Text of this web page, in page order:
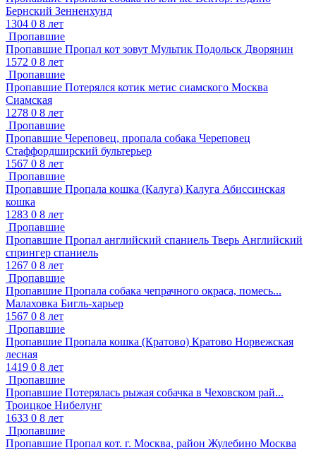
Бернский Зенненхунд
1304 0 8 лет
Пропавшие
Пропавшие Пропал кот зовут Мультик Подольск Дворянин
1572 0 8 лет
Пропавшие
Пропавшие Потерялся котик метис сиамского Москва
Сиамская
1278 0 8 лет
Пропавшие
Пропавшие Череповец, пропала собака Череповец
Стаффордширский бультерьер
1567 0 8 лет
Пропавшие
Пропавшие Пропала кошка (Калуга) Калуга Абиссинская
кошка
1283 0 8 лет
Пропавшие
Пропавшие Пропал английский спаниель Тверь Английский
спрингер спаниель
1267 0 8 лет
Пропавшие
Пропавшие Пропала собака чепрачного окраса, помесь...
Малаховка Бигль-харьер
1567 0 8 лет
Пропавшие
Пропавшие Пропала кошка (Кратово) Кратово Норвежская
лесная
1419 0 8 лет
Пропавшие
Пропавшие Потерялась рыжая собачка в Чеховском рай...
Троицкое Нибелунг
1633 0 8 лет
Пропавшие
Пропавшие Пропал кот. г. Москва, район Жулебино Москва